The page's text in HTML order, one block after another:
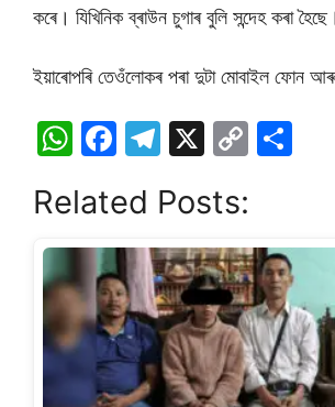
কৰে। যিখিনিক ব্ৰাউন চুগাৰ বুলি সন্দেহ কৰা হৈছে।
ইয়াৰোপৰি তেওঁলোকৰ পৰা দুটা মোবাইল ফোন আৰু
W
at
s
A
p
p
F
c
e
b
o
o
k
T
e
gr
a
m
X
C
y
Li
n
k
e
Related Posts: